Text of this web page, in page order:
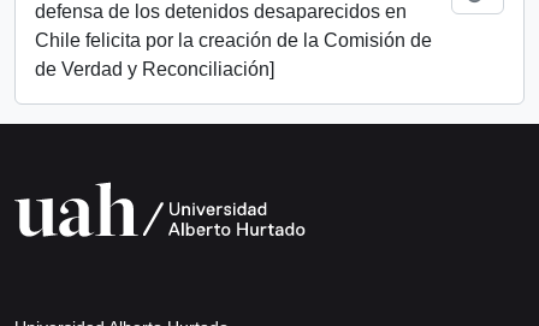
defensa de los detenidos desaparecidos en
Chile felicita por la creación de la Comisión de
de Verdad y Reconciliación]